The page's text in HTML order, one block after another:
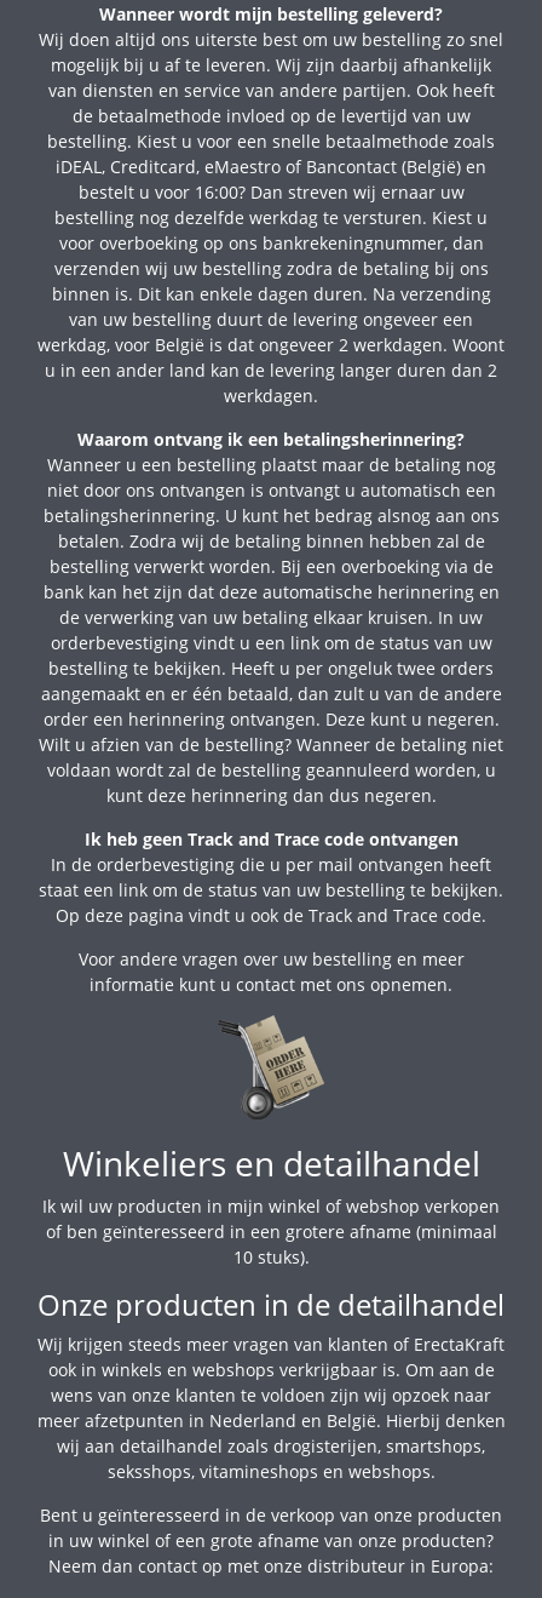
Wanneer wordt mijn bestelling geleverd?
Wij doen altijd ons uiterste best om uw bestelling zo snel
mogelijk bij u af te leveren. Wij zijn daarbij afhankelijk
van diensten en service van andere partijen. Ook heeft
de betaalmethode invloed op de levertijd van uw
bestelling. Kiest u voor een snelle betaalmethode zoals
iDEAL, Creditcard, eMaestro of Bancontact (België) en
bestelt u voor 16:00? Dan streven wij ernaar uw
bestelling nog dezelfde werkdag te versturen. Kiest u
voor overboeking op ons bankrekeningnummer, dan
verzenden wij uw bestelling zodra de betaling bij ons
binnen is. Dit kan enkele dagen duren. Na verzending
van uw bestelling duurt de levering ongeveer een
werkdag, voor België is dat ongeveer 2 werkdagen. Woont
u in een ander land kan de levering langer duren dan 2
werkdagen.
Waarom ontvang ik een betalingsherinnering?
Wanneer u een bestelling plaatst maar de betaling nog
niet door ons ontvangen is ontvangt u automatisch een
betalingsherinnering. U kunt het bedrag alsnog aan ons
betalen. Zodra wij de betaling binnen hebben zal de
bestelling verwerkt worden. Bij een overboeking via de
bank kan het zijn dat deze automatische herinnering en
de verwerking van uw betaling elkaar kruisen. In uw
orderbevestiging vindt u een link om de status van uw
bestelling te bekijken. Heeft u per ongeluk twee orders
aangemaakt en er één betaald, dan zult u van de andere
order een herinnering ontvangen. Deze kunt u negeren.
Wilt u afzien van de bestelling? Wanneer de betaling niet
voldaan wordt zal de bestelling geannuleerd worden, u
kunt deze herinnering dan dus negeren.
Ik heb geen Track and Trace code ontvangen
In de orderbevestiging die u per mail ontvangen heeft
staat een link om de status van uw bestelling te bekijken.
Op deze pagina vindt u ook de Track and Trace code.
Voor andere vragen over uw bestelling en meer
informatie kunt u contact met ons opnemen.
Winkeliers en detailhandel
Ik wil uw producten in mijn winkel of webshop verkopen
of ben geïnteresseerd in een grotere afname (minimaal
10 stuks).
Onze producten in de detailhandel
Wij krijgen steeds meer vragen van klanten of ErectaKraft
ook in winkels en webshops verkrijgbaar is. Om aan de
wens van onze klanten te voldoen zijn wij opzoek naar
meer afzetpunten in Nederland en België. Hierbij denken
wij aan detailhandel zoals drogisterijen, smartshops,
seksshops, vitamineshops en webshops.
Bent u geïnteresseerd in de verkoop van onze producten
in uw winkel of een grote afname van onze producten?
Neem dan contact op met onze distributeur in Europa: